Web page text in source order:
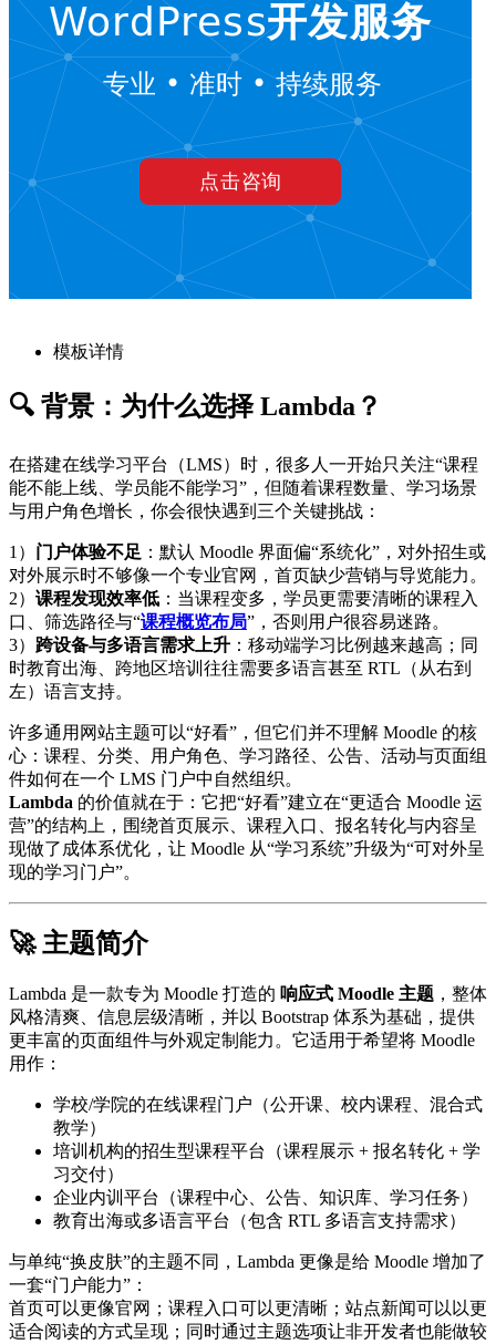
模板详情
🔍 背景：为什么选择 Lambda？
在搭建在线学习平台（LMS）时，很多人一开始只关注“课程
能不能上线、学员能不能学习”，但随着课程数量、学习场景
与用户角色增长，你会很快遇到三个关键挑战：
1） 门户体验不足 ：默认 Moodle 界面偏“系统化”，对外招生或
对外展示时不够像一个专业官网，首页缺少营销与导览能力。
2） 课程发现效率低 ：当课程变多，学员更需要清晰的课程入
口、筛选路径与“课程概览布局”，否则用户很容易迷路。
3） 跨设备与多语言需求上升 ：移动端学习比例越来越高；同
时教育出海、跨地区培训往往需要多语言甚至 RTL（从右到
左）语言支持。
许多通用网站主题可以“好看”，但它们并不理解 Moodle 的核
心：课程、分类、用户角色、学习路径、公告、活动与页面组
件如何在一个 LMS 门户中自然组织。
Lambda 的价值就在于：它把“好看”建立在“更适合 Moodle 运
营”的结构上，围绕首页展示、课程入口、报名转化与内容呈
现做了成体系优化，让 Moodle 从“学习系统”升级为“可对外呈
现的学习门户”。
🚀 主题简介
Lambda 是一款专为 Moodle 打造的 响应式 Moodle 主题 ，整体
风格清爽、信息层级清晰，并以 Bootstrap 体系为基础，提供
更丰富的页面组件与外观定制能力。它适用于希望将 Moodle
用作：
学校/学院的在线课程门户（公开课、校内课程、混合式
教学）
培训机构的招生型课程平台（课程展示 + 报名转化 + 学
习交付）
企业内训平台（课程中心、公告、知识库、学习任务）
教育出海或多语言平台（包含 RTL 多语言支持需求）
与单纯“换皮肤”的主题不同，Lambda 更像是给 Moodle 增加了
一套“门户能力”：
首页可以更像官网；课程入口可以更清晰；站点新闻可以以更
适合阅读的方式呈现；同时通过主题选项让非开发者也能做较